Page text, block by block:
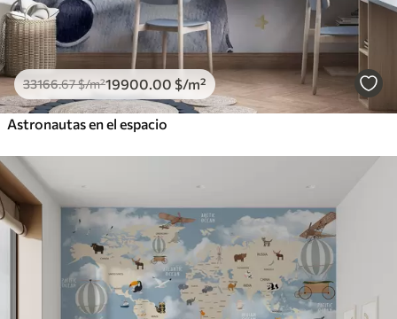
33166.67$/m²19900 .00 $/m²
Astronautas en el espacio